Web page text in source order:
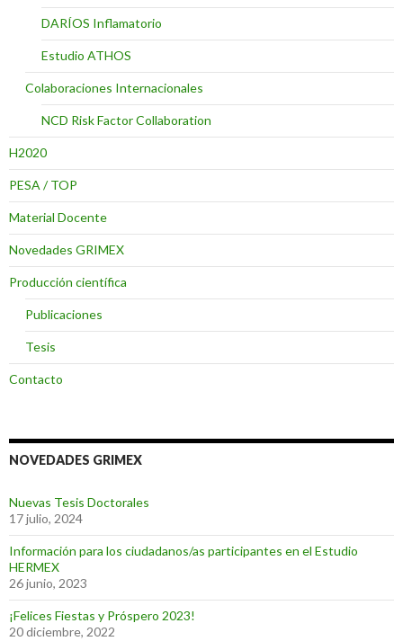
DARÍOS Inflamatorio
Estudio ATHOS
Colaboraciones Internacionales
NCD Risk Factor Collaboration
H2020
PESA / TOP
Material Docente
Novedades GRIMEX
Producción científica
Publicaciones
Tesis
Contacto
NOVEDADES GRIMEX
Nuevas Tesis Doctorales
17 julio, 2024
Información para los ciudadanos/as participantes en el Estudio
HERMEX
26 junio, 2023
¡Felices Fiestas y Próspero 2023!
20 diciembre, 2022